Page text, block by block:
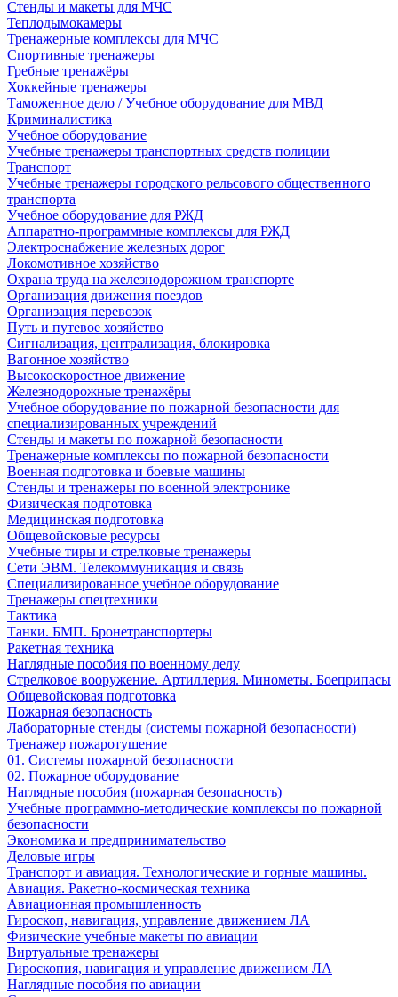
Стенды и макеты для МЧС
Теплодымокамеры
Тренажерные комплексы для МЧС
Спортивные тренажеры
Гребные тренажёры
Хоккейные тренажеры
Таможенное дело / Учебное оборудование для МВД
Криминалистика
Учебное оборудование
Учебные тренажеры транспортных средств полиции
Транспорт
Учебные тренажеры городского рельсового общественного
транспорта
Учебное оборудование для РЖД
Аппаратно-программные комплексы для РЖД
Электроснабжение железных дорог
Локомотивное хозяйство
Охрана труда на железнодорожном транспорте
Организация движения поездов
Организация перевозок
Путь и путевое хозяйство
Сигнализация, централизация, блокировка
Вагонное хозяйство
Высокоскоростное движение
Железнодорожные тренажёры
Учебное оборудование по пожарной безопасности для
специализированных учреждений
Стенды и макеты по пожарной безопасности
Тренажерные комплексы по пожарной безопасности
Военная подготовка и боевые машины
Стенды и тренажеры по военной электронике
Физическая подготовка
Медицинская подготовка
Общевойсковые ресурсы
Учебные тиры и стрелковые тренажеры
Сети ЭВМ. Телекоммуникация и связь
Специализированное учебное оборудование
Тренажеры спецтехники
Тактика
Танки. БМП. Бронетранспортеры
Ракетная техника
Наглядные пособия по военному делу
Стрелковое вооружение. Артиллерия. Минометы. Боеприпасы
Общевойсковая подготовка
Пожарная безопасность
Лабораторные стенды (системы пожарной безопасности)
Тренажер пожаротушение
01. Системы пожарной безопасности
02. Пожарное оборудование
Наглядные пособия (пожарная безопасность)
Учебные программно-методические комплексы по пожарной
безопасности
Экономика и предпринимательство
Деловые игры
Транспорт и авиация. Технологические и горные машины.
Авиация. Ракетно-космическая техника
Авиационная промышленность
Гироскоп, навигация, управление движением ЛА
Физические учебные макеты по авиации
Виртуальные тренажеры
Гироскопия, навигация и управление движением ЛА
Наглядные пособия по авиации